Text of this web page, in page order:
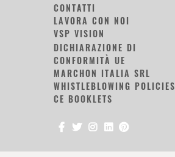
CONTATTI
LAVORA CON NOI
VSP VISION
DICHIARAZIONE DI
CONFORMITÀ UE
MARCHON ITALIA SRL
WHISTLEBLOWING POLICIES
CE BOOKLETS